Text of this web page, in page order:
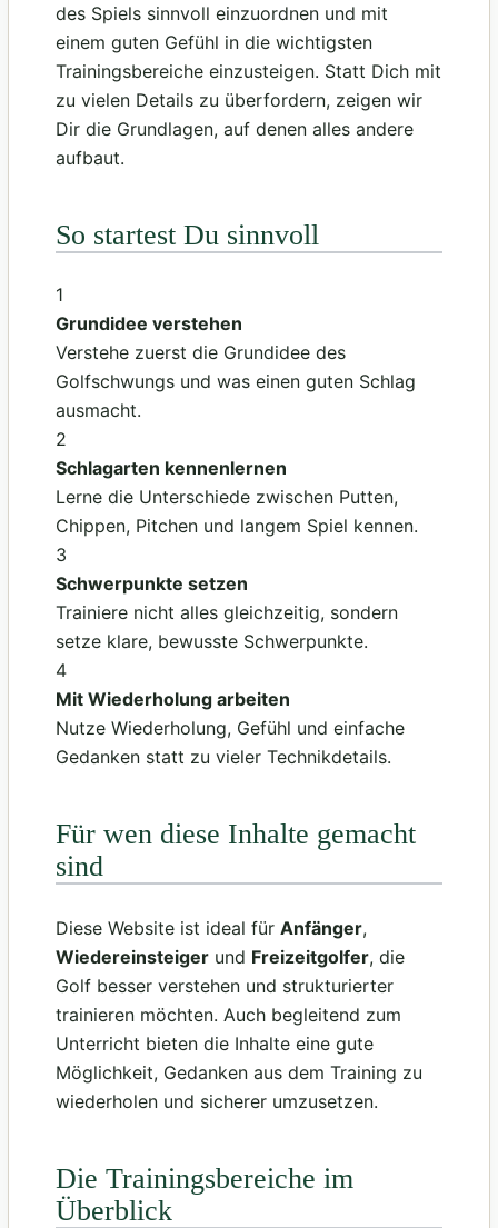
des Spiels sinnvoll einzuordnen und mit
einem guten Gefühl in die wichtigsten
Trainingsbereiche einzusteigen. Statt Dich mit
zu vielen Details zu überfordern, zeigen wir
Dir die Grundlagen, auf denen alles andere
aufbaut.
So startest Du sinnvoll
1
Grundidee verstehen
Verstehe zuerst die Grundidee des
Golfschwungs und was einen guten Schlag
ausmacht.
2
Schlagarten kennenlernen
Lerne die Unterschiede zwischen Putten,
Chippen, Pitchen und langem Spiel kennen.
3
Schwerpunkte setzen
Trainiere nicht alles gleichzeitig, sondern
setze klare, bewusste Schwerpunkte.
4
Mit Wiederholung arbeiten
Nutze Wiederholung, Gefühl und einfache
Gedanken statt zu vieler Technikdetails.
Für wen diese Inhalte gemacht
sind
Diese Website ist ideal fürAnfänger,
Wiedereinsteiger und Freizeitgolfer, die
Golf besser verstehen und strukturierter
trainieren möchten. Auch begleitend zum
Unterricht bieten die Inhalte eine gute
Möglichkeit, Gedanken aus dem Training zu
wiederholen und sicherer umzusetzen.
Die Trainingsbereiche im
Überblick